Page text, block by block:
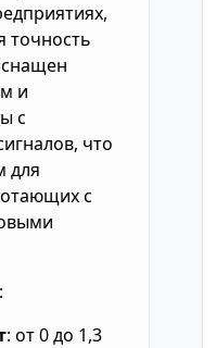
точность
и
с
что
для
с
: от 0 до 1,3